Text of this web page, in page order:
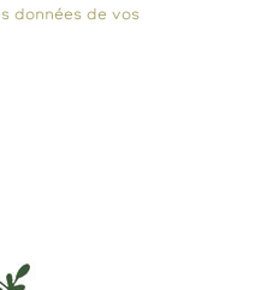
données de vos